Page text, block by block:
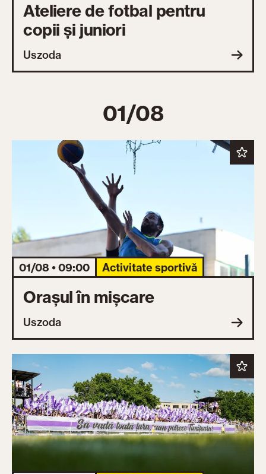
Ateliere de fotbal pentru
copii și juniori
Uszoda
01/08
01/08 • 09:00 Activitate sportivă
Orașul în mișcare
Uszoda